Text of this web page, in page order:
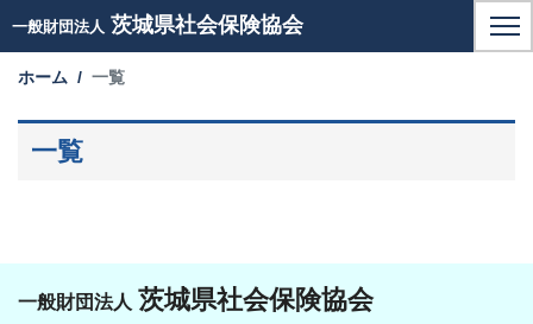
一般財団法人 茨城県社会保険協会
ホーム 一覧
一覧
一般財団法人 茨城県社会保険協会